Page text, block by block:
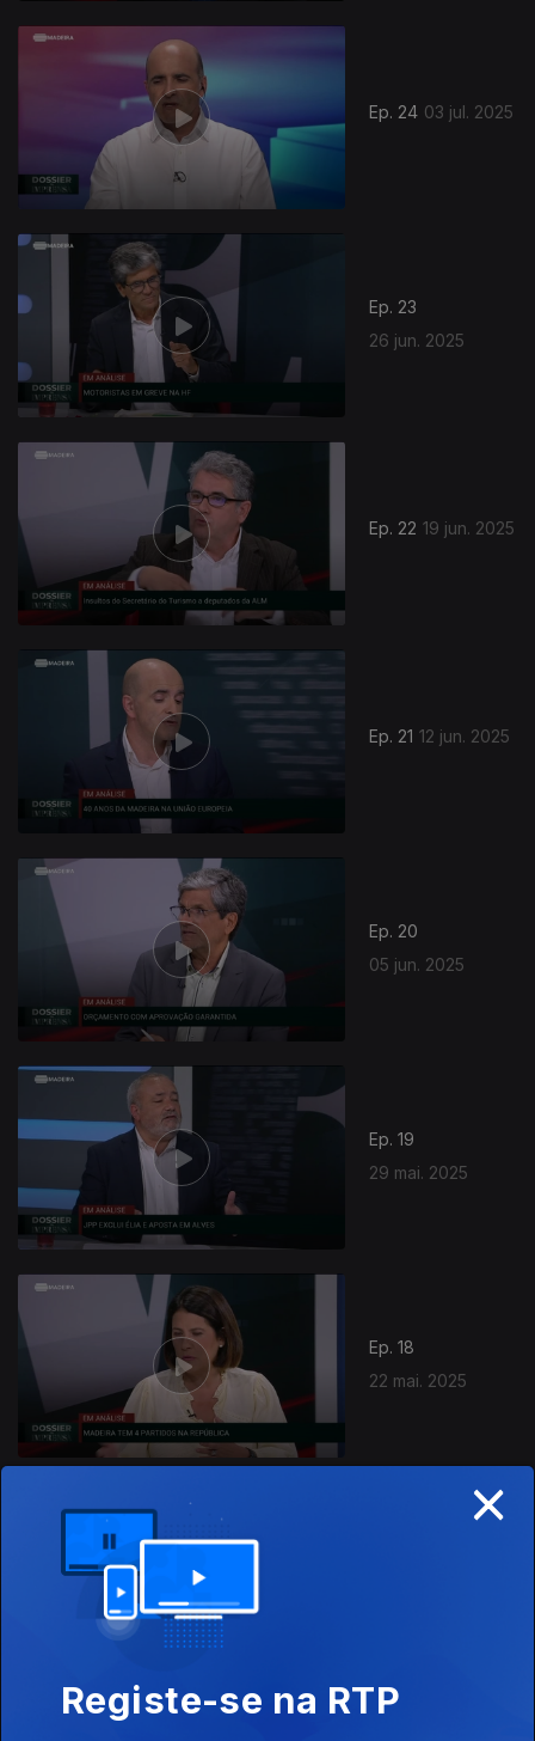
Ep. 24 03 jul. 2025
Ep. 23
26 jun. 2025
Ep. 22 19 jun. 2025
Ep. 21 12 jun. 2025
Ep. 20
05 jun. 2025
Ep. 19
29 mai. 2025
Ep. 18
22 mai. 2025
×
Registe-se na RTP